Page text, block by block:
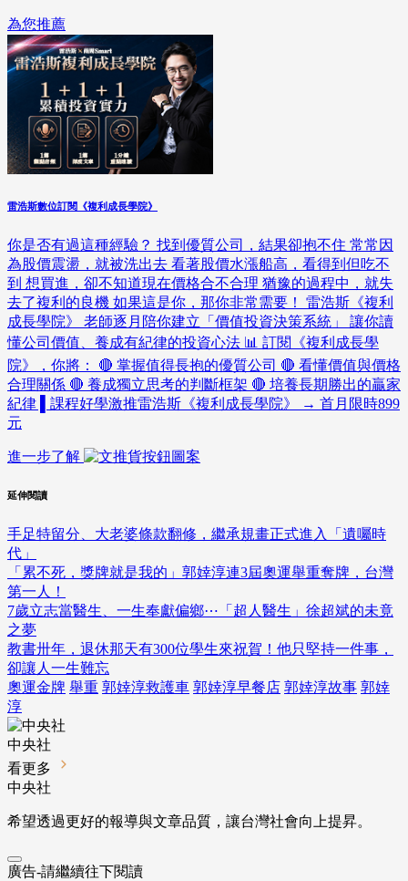
為您推薦
雷浩斯數位訂閱《複利成長學院》
你是否有過這種經驗？ 找到優質公司，結果卻抱不住 常常因
為股價震盪，就被洗出去 看著股價水漲船高，看得到但吃不
到 想買進，卻不知道現在價格合不合理 猶豫的過程中，就失
去了複利的良機 如果這是你，那你非常需要！ 雷浩斯《複利
成長學院》 老師逐月陪你建立「價值投資決策系統」 讓你讀
懂公司價值、養成有紀律的投資心法 📊 訂閱《複利成長學
院》，你將： 🔴 掌握值得長抱的優質公司 🔴 看懂價值與價格
合理關係 🔴 養成獨立思考的判斷框架 🔴 培養長期勝出的贏家
紀律 ▌課程好學激推雷浩斯《複利成長學院》 → 首月限時899
元
進一步了解
延伸閱讀
手足特留分、大老婆條款翻修，繼承規畫正式進入「遺囑時
代」
「累不死，獎牌就是我的」郭婞淳連3屆奧運舉重奪牌，台灣
第一人！
7歲立志當醫生、一生奉獻偏鄉⋯「超人醫生」徐超斌的未竟
之夢
教書卅年，退休那天有300位學生來祝賀！他只堅持一件事，
卻讓人一生難忘
奧運金牌 舉重 郭婞淳救護車 郭婞淳早餐店 郭婞淳故事 郭婞
淳
中央社
看更多
中央社
希望透過更好的報導與文章品質，讓台灣社會向上提昇。
廣告-請繼續往下閱讀